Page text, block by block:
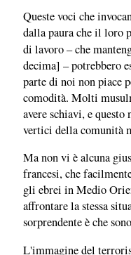
Queste voci che
dalla paura che il loro
di lavoro – che
decima] – potrebbero
parte di noi non piace
comodità. Molti
avere schiavi, e
vertici della comunità
Ma non vi è alcuna
francesi, che
gli ebrei in Medio
affrontare la stessa
sorprendente è che
L'immagine del